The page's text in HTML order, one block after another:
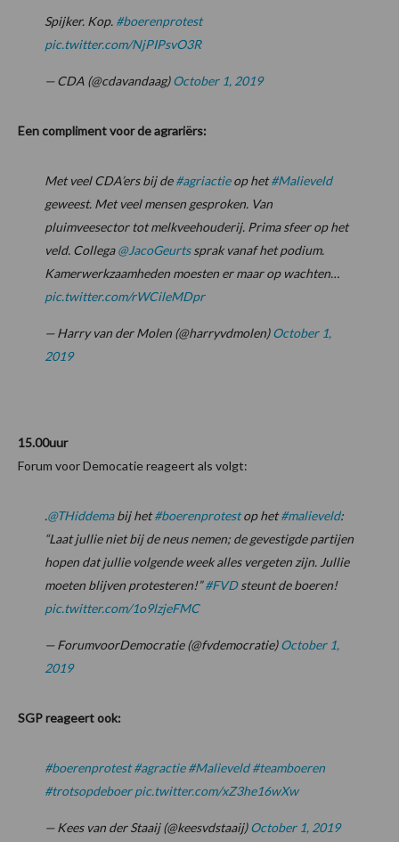
Spijker. Kop. #boerenprotest
pic.twitter.com/NjPIPsvO3R
— CDA (@cdavandaag)October 1, 2019
Een compliment voor de agrariërs:
Met veel CDA’ers bij de#agriactieop het#Malieveld
geweest. Met veel mensen gesproken. Van
pluimveesector tot melkveehouderij. Prima sfeer op het
veld. Collega@JacoGeurtssprak vanaf het podium.
Kamerwerkzaamheden moesten er maar op wachten…
pic.twitter.com/rWCileMDpr
— Harry van der Molen (@harryvdmolen)October 1,
2019
15.00uur
Forum voor Democatie reageert als volgt:
.@THiddemabij het#boerenprotestop het#malieveld:
“Laat jullie niet bij de neus nemen; de gevestigde partijen
hopen dat jullie volgende week alles vergeten zijn. Jullie
moeten blijven protesteren!”#FVDsteunt de boeren!
pic.twitter.com/1o9lzjeFMC
— ForumvoorDemocratie (@fvdemocratie)October 1,
2019
SGP reageert ook:
#boerenprotest #agractie #Malieveld #teamboeren
#trotsopdeboer pic.twitter.com/xZ3he16wXw
— Kees van der Staaij (@keesvdstaaij)October 1, 2019